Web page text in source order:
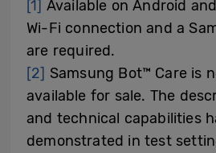
[1] Available on Android
Wi-Fi connection and a
are required.
[2] Samsung Bot™ Care is
available for sale. The
and technical capabilities
demonstrated in test